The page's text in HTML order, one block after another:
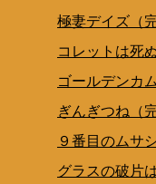
極妻デイズ（完
コレットは死
ゴールデンカ
ぎんぎつね（完
９番目のムサ
グラスの破片